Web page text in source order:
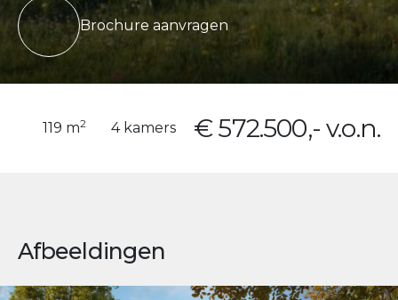
Brochure aanvragen
119 m2 4 kamers € 572.500,- v.o.n.
Afbeeldingen